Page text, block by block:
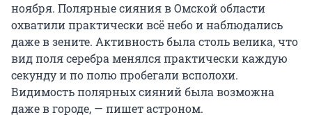
ноября. Полярные сияния в Омской области
охватили практически всё небо и наблюдались
даже в зените. Активность была столь велика, что
вид поля серебра менялся практически каждую
секунду и по полю пробегали всполохи.
Видимость полярных сияний была возможна
даже в городе, — пишет астроном.